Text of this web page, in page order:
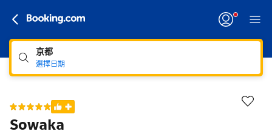
京都
選擇日期
Sowaka